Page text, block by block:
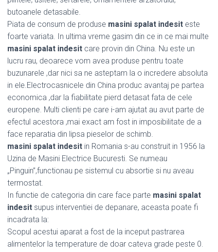
butoanele detasabile.
Piata de consum de produse masini spalat indesit este
foarte variata. In ultima vreme gasim din ce in ce mai multe
masini spalat indesit care provin din China. Nu este un
lucru rau, deoarece vom avea produse pentru toate
buzunarele ,dar nici sa ne asteptam la o incredere absoluta
in ele.Electrocasnicele din China produc avantaj pe partea
economica ,dar la fiabilitate pierd detasat fata de cele
europene. Multi clienti pe care i-am ajutat au avut parte de
efectul acestora ,mai exact am fost in imposibilitate de a
face reparatia din lipsa pieselor de schimb.
masini spalat indesit in Romania s-au construit in 1956 la
Uzina de Masini Electrice Bucuresti. Se numeau
„Pinguin”,functionau pe sistemul cu absortie si nu aveau
termostat.
In functie de categoria din care face parte masini spalat
indesit supus interventiei de depanare, aceasta poate fi
incadrata la:
Scopul acestui aparat a fost de la inceput pastrarea
alimentelor la temperature de doar cateva grade peste 0.